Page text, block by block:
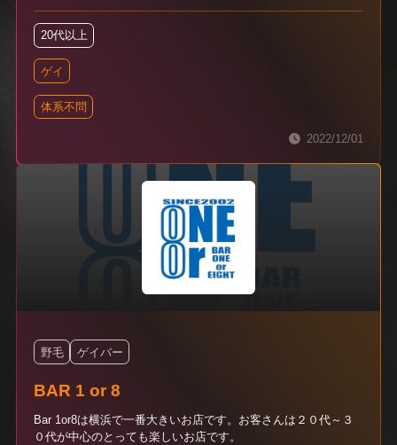
20代以上
ゲイ
体系不問
2022/12/01
野毛 ゲイバー
BAR 1 or 8
Bar 1or8は横浜で一番大きいお店です。お客さんは２０代～３
０代が中心のとっても楽しいお店です。